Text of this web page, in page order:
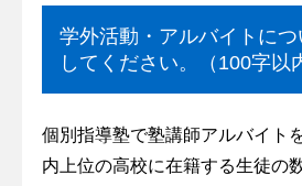
学外活動・アルバイトにつ
してください。（100字以
個別指導塾で塾講師アルバイト
内上位の高校に在籍する生徒の